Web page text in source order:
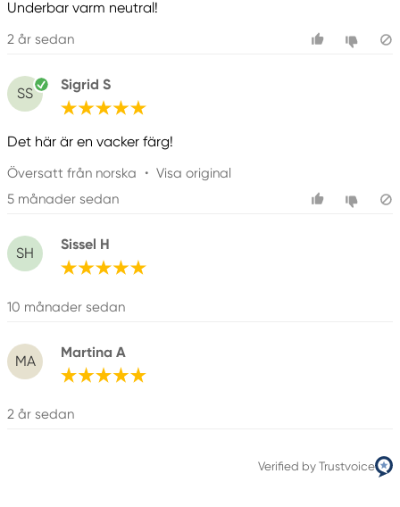
98134-2302 United States
Underbar varm neutral!
2 år sedan
SS
Sigrid S
Det här är en vacker färg!
Översatt från norska • Visa original
5 månader sedan
SH
Sissel H
10 månader sedan
MA
Martina A
2 år sedan
Verified by Trustvoice